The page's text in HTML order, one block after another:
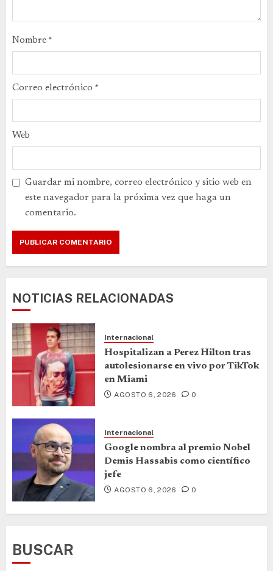
Nombre *
Correo electrónico *
Web
Guardar mi nombre, correo electrónico y sitio web en
este navegador para la próxima vez que haga un
comentario.
NOTICIAS RELACIONADAS
Internacional
Hospitalizan a Perez Hilton tras
autolesionarse en vivo por TikTok
en Miami
AGOSTO 6, 2026 0
Internacional
Google nombra al premio Nobel
Demis Hassabis como científico
jefe
AGOSTO 6, 2026 0
BUSCAR